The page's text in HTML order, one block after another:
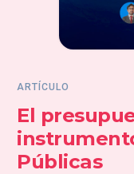
ARTÍCULO
El
Públicas